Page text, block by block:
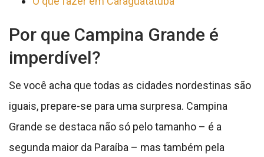
Por que Campina Grande é
imperdível?
Se você acha que todas as cidades nordestinas são
iguais, prepare-se para uma surpresa. Campina
Grande se destaca não só pelo tamanho – é a
segunda maior da Paraíba – mas também pela